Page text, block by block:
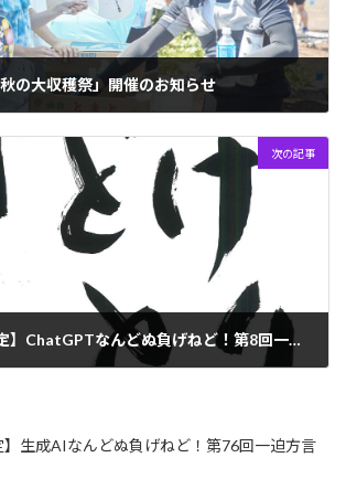
の大収穫祭」開催のお知らせ
次の記事
【Facebook限定】ChatGPTなんどぬ負げねど！第8回一迫方言解説募集！
】生成AIなんどぬ負げねど！第76回一迫方言